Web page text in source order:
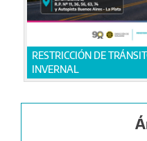
RESTRICCIÓN DE
INVERNAL